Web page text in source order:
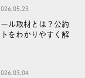
ル取材とは？公約
をわかりやすく解